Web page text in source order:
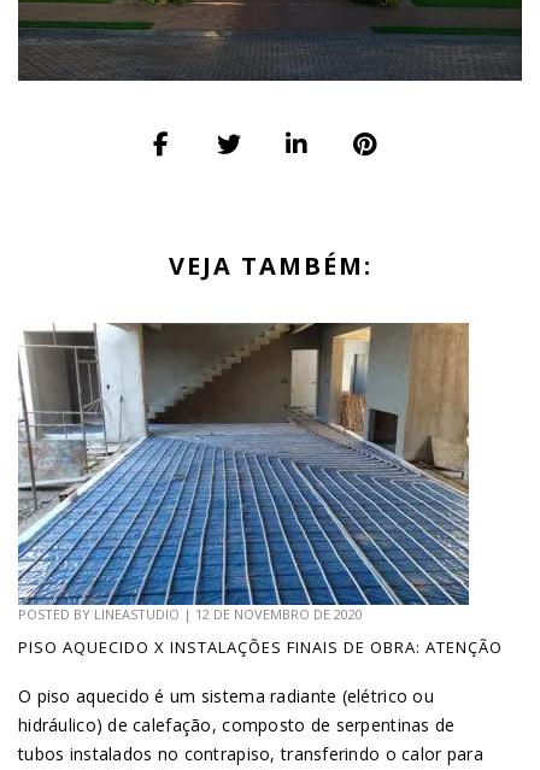
VEJA TAMBÉM:
POSTED BY LINEASTUDIO | 12 DE NOVEMBRO DE 2020
PISO AQUECIDO X INSTALAÇÕES FINAIS DE OBRA: ATENÇÃO
O piso aquecido é um sistema radiante (elétrico ou
hidráulico) de calefação, composto de serpentinas de
tubos instalados no contrapiso, transferindo o calor para